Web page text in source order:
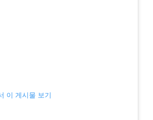
이 게시물 보기